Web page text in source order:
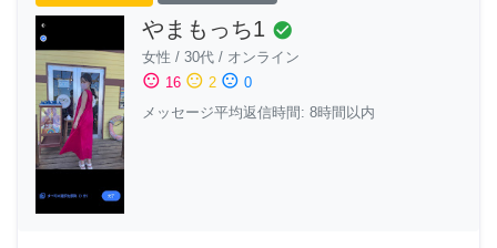
やまもっち1 check_circle
女性 / 30代 / オンライン
sentiment_satisfied 16 sentiment_neutral 2 sentiment_dissatisfied 0
メッセージ平均返信時間: 8時間以内